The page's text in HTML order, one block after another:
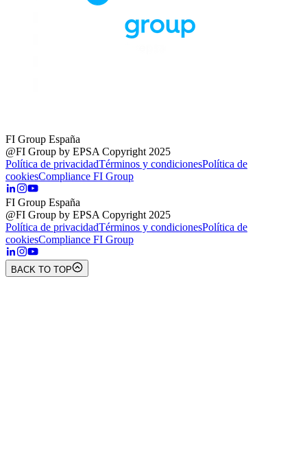
FI Group España
@FI Group by EPSA Copyright 2025
Política de privacidadTérminos y condicionesPolítica de
cookiesCompliance FI Group
FI Group España
@FI Group by EPSA Copyright 2025
Política de privacidadTérminos y condicionesPolítica de
cookiesCompliance FI Group
BACK TO TOP